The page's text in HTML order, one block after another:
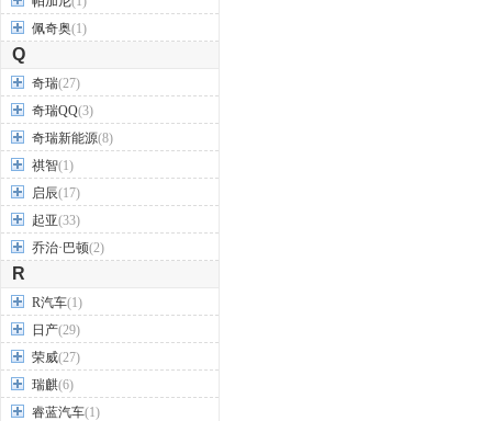
佩奇奥(1)
Q
奇瑞(27)
奇瑞QQ(3)
奇瑞新能源(8)
祺智(1)
启辰(17)
起亚(33)
乔治·巴顿(2)
R
R汽车(1)
日产(29)
荣威(27)
瑞麒(6)
睿蓝汽车(1)